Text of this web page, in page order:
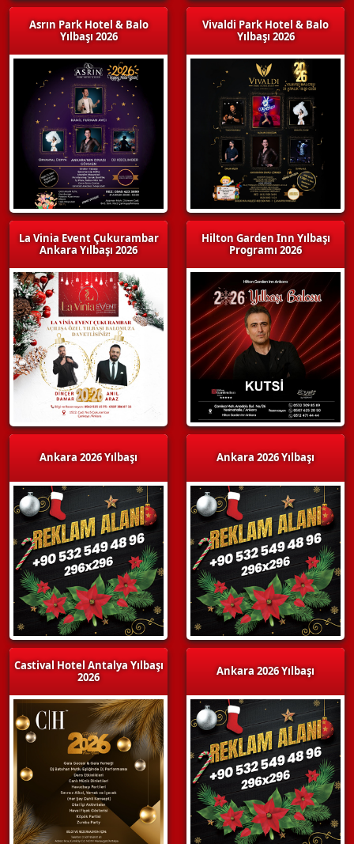
Asrın Park Hotel & Balo
Yılbaşı 2026
La Vinia Event Çukurambar
Ankara Yılbaşı 2026
Ankara 2026 Yılbaşı
Castival Hotel Antalya Yılbaşı
2026
Vivaldi Park Hotel & Balo
Yılbaşı 2026
Hilton Garden Inn Yılbaşı
Programı 2026
Ankara 2026 Yılbaşı
Ankara 2026 Yılbaşı